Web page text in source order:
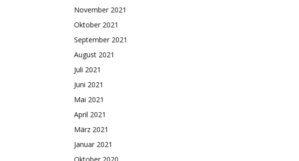
November 2021
Oktober 2021
September 2021
August 2021
Juli 2021
Juni 2021
Mai 2021
April 2021
März 2021
Januar 2021